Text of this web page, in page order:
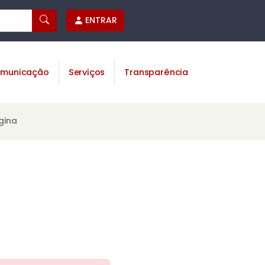
ENTRAR
Serviços Transparência